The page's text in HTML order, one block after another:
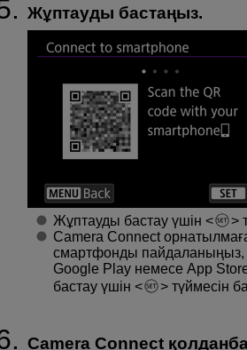
Жұптауды бастаңыз.
Жұптауды бастау үшін
Camera Connect
смартфонды пайдаланыңыз,
Google Play немесе App Store
бастау үшін
түймесін
Camera Connect